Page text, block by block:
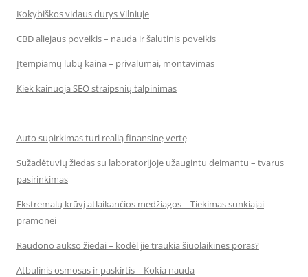
Kokybiškos vidaus durys Vilniuje
CBD aliejaus poveikis – nauda ir šalutinis poveikis
Įtempiamų lubų kaina – privalumai, montavimas
Kiek kainuoja SEO straipsnių talpinimas
Auto supirkimas turi realią finansinę vertę
Sužadėtuvių žiedas su laboratorijoje užaugintu deimantu – tvarus
pasirinkimas
Ekstremalų krūvį atlaikančios medžiagos – Tiekimas sunkiajai
pramonei
Raudono aukso žiedai – kodėl jie traukia šiuolaikines poras?
Atbulinis osmosas ir paskirtis – Kokia nauda